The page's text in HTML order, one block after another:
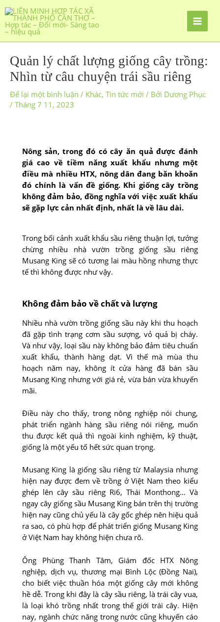
Quản lý chất lượng giống cây trồng:
Nhìn từ câu chuyện trái sầu riêng
Để lại một bình luận / Khác, Tin tức mới / Bởi Dương Phục
/ Tháng 7 11, 2023
Nông sản, trong đó có cây ăn quả được đánh
giá cao về tiềm năng xuất khẩu nhưng một
điều mà nhiều HTX, nông dân đang băn khoăn
đó chính là vấn đề giống. Khi giống cây trồng
không đảm bảo, đồng nghĩa với việc xuất khẩu
sẽ gặp lực cản nhất định, nhất là về lâu dài.
Trong bối cảnh xuất khẩu sầu riêng thuận lợi, tưởng
chừng nhiều nhà vườn trồng giống sầu riêng
Musang King sẽ có tương lai màu hồng nhưng thực
tế thì không được như vậy.
Không đảm bảo về chất và lượng
Nhiều nhà vườn trồng giống sầu này khi thu hoạch
đã gặp tình trạng cơm sầu sượng, vỏ quả bị cháy.
Và như vậy, loại sầu này không bảo đảm tiêu chuẩn
xuất khẩu, thành hàng dạt. Vì thế mà mùa thu
hoạch năm nay, không ít cửa hàng đã bán sầu
Musang King nhưng với giá rẻ, vừa bán vừa khuyến
mãi.
Điều này cho thấy, trong nông nghiệp nói chung,
phát triển ngành hàng sầu riêng nói riêng, muốn
thu được kết quả thì ngoài kinh nghiệm, kỹ thuật,
giống là một yếu tố hết sức quan trọng.
Musang King là giống sầu riêng từ Malaysia nhưng
hiện nay được đem về trồng ở Việt Nam theo kiểu
ghép lên cây sầu riêng Ri6, Thái Monthong… Và
ngay cây giống sầu Musang King bán trên thị trường
hiện nay cũng chủ yếu là cây gốc ghép nên hiệu quả
ra sao, có phù hợp để phát triển giống Musang King
ở Việt Nam hay không hiện chưa rõ.
Ông Phùng Thanh Tâm, Giám đốc HTX Nông
nghiệp, dịch vụ, thương mại Bình Lộc (Đồng Nai),
cho biết việc thuần hóa một giống cây mới không
hề dễ. Trong khi đây là cây sầu riêng, là trái cây vua,
là loại khó trồng nhất trong thế giới trái cây. Hiện
nay, ngành chức năng trong nước cũng khuyến cáo